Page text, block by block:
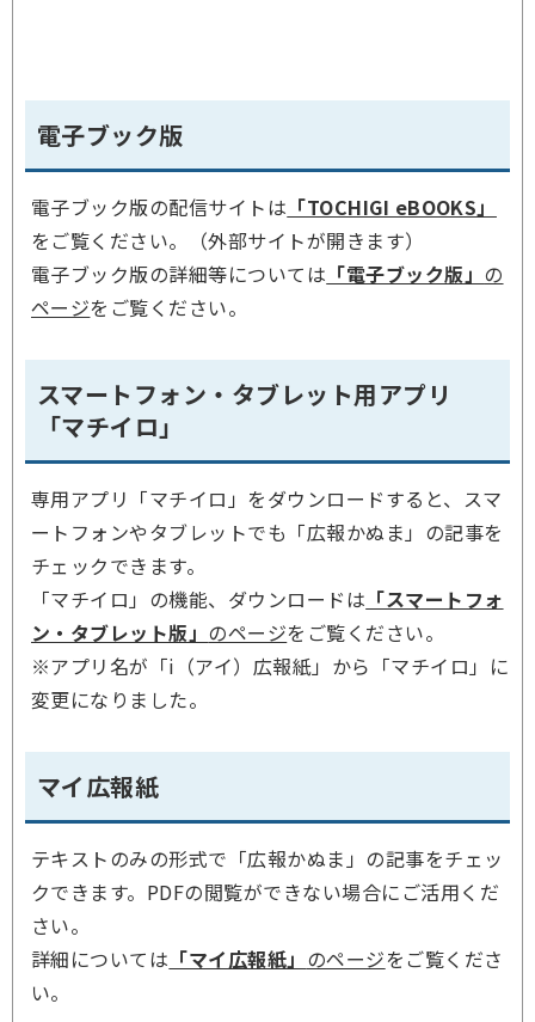
電子ブック版
電子ブック版の配信サイトは 「TOCHIGI eBOOKS」
をご覧ください。（外部サイトが開きます）
電子ブック版の詳細等については 「電子ブック版」 の
ページをご覧ください。
スマートフォン・タブレット用アプリ
「マチイロ」
専用アプリ「マチイロ」をダウンロードすると、スマ
ートフォンやタブレットでも「広報かぬま」の記事を
チェックできます。
「マチイロ」の機能、ダウンロードは 「スマートフォ
ン・タブレット版」 のページをご覧ください。
※アプリ名が「i（アイ）広報紙」から「マチイロ」に
変更になりました。
マイ広報紙
テキストのみの形式で「広報かぬま」の記事をチェッ
クできます。PDFの閲覧ができない場合にご活用くだ
さい。
詳細については 「マイ広報紙」 のページをご覧くださ
い。